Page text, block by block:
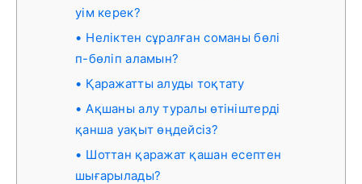
уім керек?
Неліктен сұралған соманы бөлі
п-бөліп аламын?
Қаражатты алуды тоқтату
Ақшаны алу туралы өтініштерді
қанша уақыт өңдейсіз?
Шоттан қаражат қашан есептен
шығарылады?